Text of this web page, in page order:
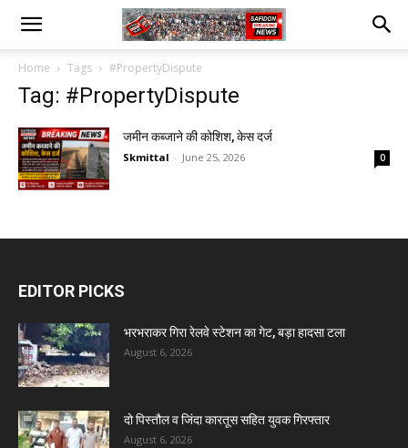
Home Tags #PropertyDispute
Tag: #PropertyDispute
जमीन कब्जाने की कोशिश, केस दर्ज
Skmittal - June 25, 2026 0
EDITOR PICKS
भरभराकर गिरा रेलवे स्टेशन का गेट, बड़ा हादसा टला
August 6, 2026
दो पिस्तौल व जिंदा कारतूस सहित युवक गिरफ्तार
August 6, 2026